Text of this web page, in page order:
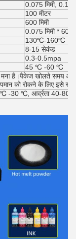
0.075 मिमी, 0.10
100 मीटर
600 मिमी
0.075 मिमी * 600
130℃-160℃
8-15 सेकंड
0.3-0.5mpa
45 ℃ -60 ℃
मना है।पैकेज खोलते समय
को रोकने के लिए इसे
℃ -30 ℃, आर्द्रता 40-